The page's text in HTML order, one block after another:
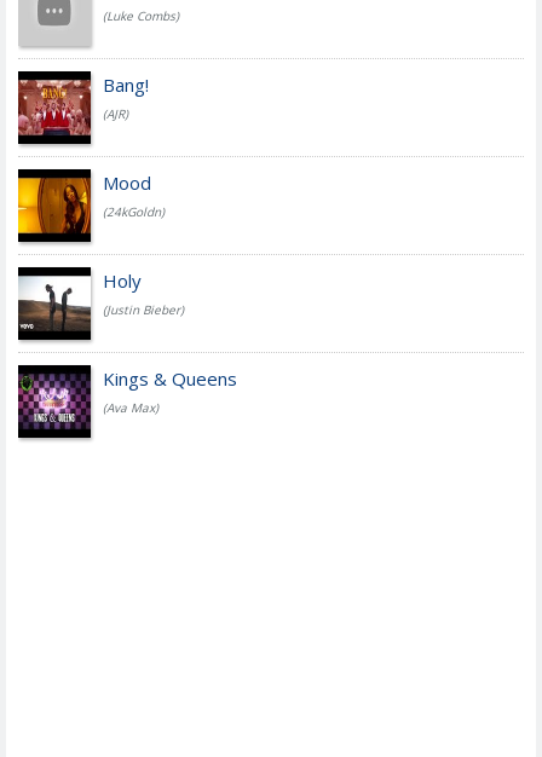
(Luke Combs)
Bang!
(AJR)
Mood
(24kGoldn)
Holy
(Justin Bieber)
Kings & Queens
(Ava Max)